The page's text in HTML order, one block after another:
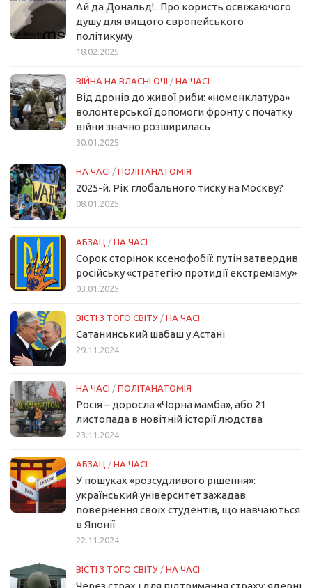
Ай да Дональд!.. Про користь освіжаючого
душу для вищого європейського
політикуму
18.02.2025
ВІЙНА НА ВЛАСНІ ОЧІ / НА ЧАСІ
Від дронів до живої риби: «номенклатура»
волонтерської допомоги фронту с початку
війни значно розширилась
30.01.2025
НА ЧАСІ / ПОЛІТАНАТОМІЯ
2025-й. Рік глобального тиску на Москву?
08.01.2025
АБЗАЦ / НА ЧАСІ
Сорок сторінок ксенофобії: путін затвердив
російську «стратегію протидії екстремізму»
03.01.2025
ВІСТІ З ТОГО СВІТУ / НА ЧАСІ
Сатанинський шабаш у Астані
29.11.2024
НА ЧАСІ / ПОЛІТАНАТОМІЯ
Росія – доросла «Чорна мамба», або 21
листопада в новітній історії людства
23.11.2024
АБЗАЦ / НА ЧАСІ
У пошуках «розсудливого рішення»:
український університет зажадав
повернення своїх студентів, що навчаються
в Японії
22.11.2024
ВІСТІ З ТОГО СВІТУ / НА ЧАСІ